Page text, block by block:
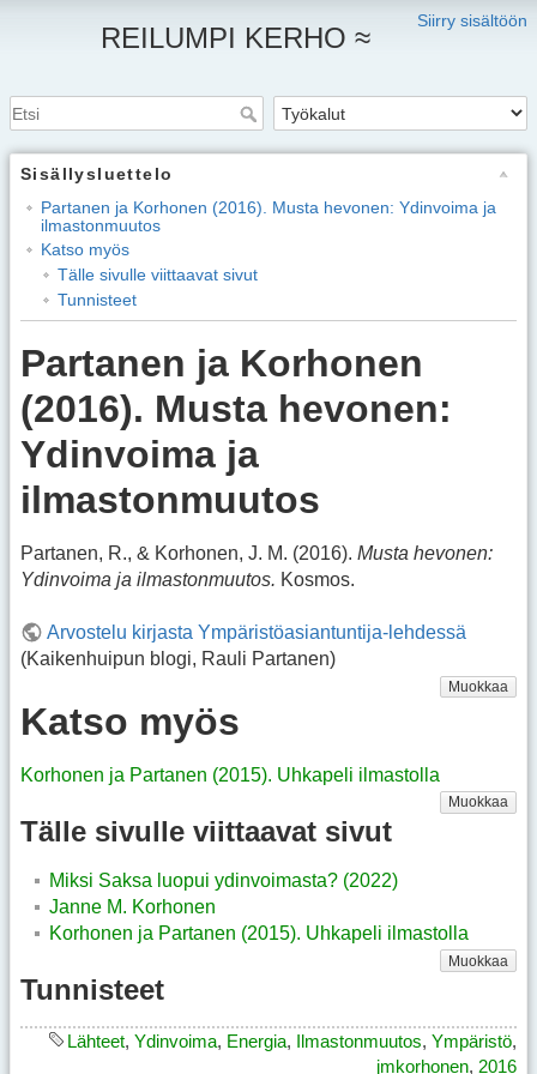
Siirry sisältöön
REILUMPI KERHO ≈
Sisällysluettelo
Partanen ja Korhonen (2016). Musta hevonen: Ydinvoima ja
ilmastonmuutos
Katso myös
Tälle sivulle viittaavat sivut
Tunnisteet
Partanen ja Korhonen
(2016). Musta hevonen:
Ydinvoima ja
ilmastonmuutos
Partanen, R., & Korhonen, J. M. (2016). Musta hevonen:
Ydinvoima ja ilmastonmuutos. Kosmos.
Arvostelu kirjasta Ympäristöasiantuntija-lehdessä
(Kaikenhuipun blogi, Rauli Partanen)
Muokkaa
Katso myös
Korhonen ja Partanen (2015). Uhkapeli ilmastolla
Muokkaa
Tälle sivulle viittaavat sivut
Miksi Saksa luopui ydinvoimasta? (2022)
Janne M. Korhonen
Korhonen ja Partanen (2015). Uhkapeli ilmastolla
Muokkaa
Tunnisteet
Lähteet, Ydinvoima, Energia, Ilmastonmuutos, Ympäristö,
jmkorhonen, 2016